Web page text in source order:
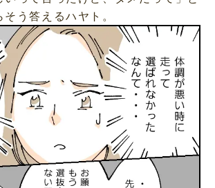
う答えるハヤト。